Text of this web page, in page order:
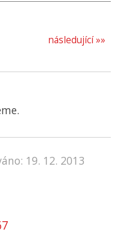
následující »»
19. 12. 2013